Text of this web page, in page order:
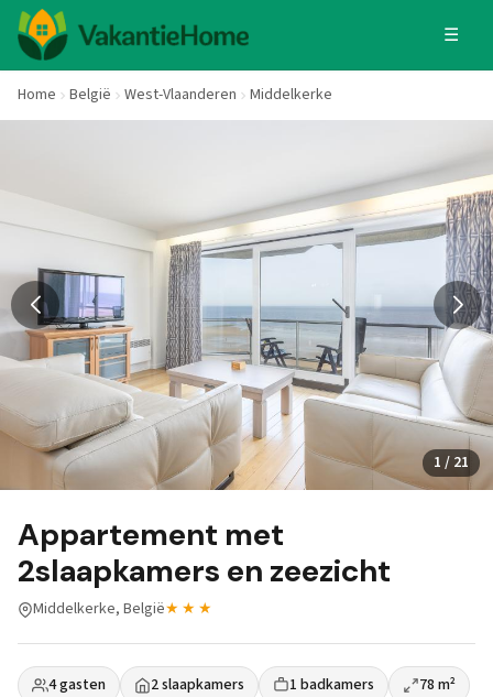
☰
Home België West-Vlaanderen Middelkerke
1 / 21
Appartement met
2slaapkamers en zeezicht
Middelkerke, België★★★
4 gasten 2 slaapkamers 1 badkamers
78 m²